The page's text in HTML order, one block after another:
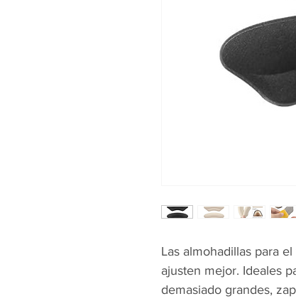
Las almohadillas para
ajusten mejor. Ideales
demasiado grandes,